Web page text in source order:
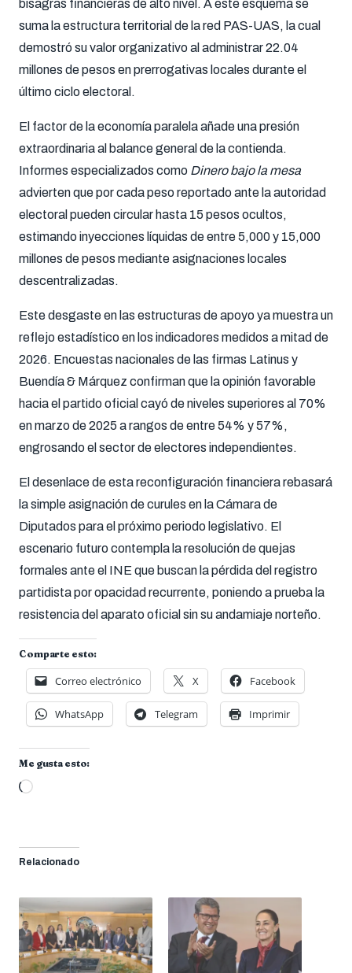
bisagras financieras de alto nivel. A este esquema se
suma la estructura territorial de la red PAS-UAS, la cual
demostró su valor organizativo al administrar 22.04
millones de pesos en prerrogativas locales durante el
último ciclo electoral.
El factor de la economía paralela añade una presión
extraordinaria al balance general de la contienda.
Informes especializados como Dinero bajo la mesa
advierten que por cada peso reportado ante la autoridad
electoral pueden circular hasta 15 pesos ocultos,
estimando inyecciones líquidas de entre 5,000 y 15,000
millones de pesos mediante asignaciones locales
descentralizadas.
Este desgaste en las estructuras de apoyo ya muestra un
reflejo estadístico en los indicadores medidos a mitad de
2026. Encuestas nacionales de las firmas Latinus y
Buendía & Márquez confirman que la opinión favorable
hacia el partido oficial cayó de niveles superiores al 70%
en marzo de 2025 a rangos de entre 54% y 57%,
engrosando el sector de electores independientes.
El desenlace de esta reconfiguración financiera rebasará
la simple asignación de curules en la Cámara de
Diputados para el próximo periodo legislativo. El
escenario futuro contempla la resolución de quejas
formales ante el INE que buscan la pérdida del registro
partidista por opacidad recurrente, poniendo a prueba la
resistencia del aparato oficial sin su andamiaje norteño.
Comparte esto:
Correo electrónico X Facebook
WhatsApp Telegram Imprimir
Me gusta esto:
Cargando...
Relacionado